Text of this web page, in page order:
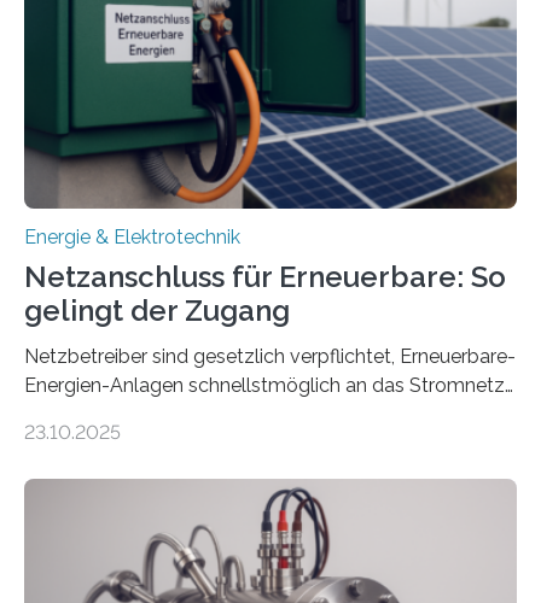
Projekt startete am 15. Oktober 2025, hat eine Laufzeit
von drei Jahren und ein Gesamtvolumen von rund 2,9
Millionen Euro, wovon 2,6 Millionen Euro durch das
Ministerium für Umwelt, Klima und…
Energie & Elektrotechnik
Netzanschluss für Erneuerbare: So
gelingt der Zugang
Netzbetreiber sind gesetzlich verpflichtet, Erneuerbare-
Energien-Anlagen schnellstmöglich an das Stromnetz
ermöglichen. Doch der dafür nötige Netzausbau hinkt
einem „Anschlussstau“. Die Stiftung
Umweltenergierecht hat den Rechtsrahmen in einem
neuen Bericht für die Praxis eingeordnet – inklusive der
Rolle von flexiblen Netzanschlussvereinbarungen. Der
23.10.2025